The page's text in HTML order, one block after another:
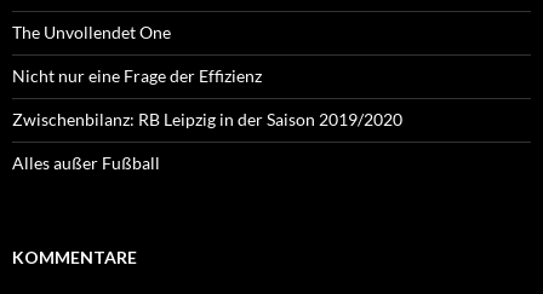
The Unvollendet One
Nicht nur eine Frage der Effizienz
Zwischenbilanz: RB Leipzig in der Saison 2019/2020
Alles außer Fußball
KOMMENTARE